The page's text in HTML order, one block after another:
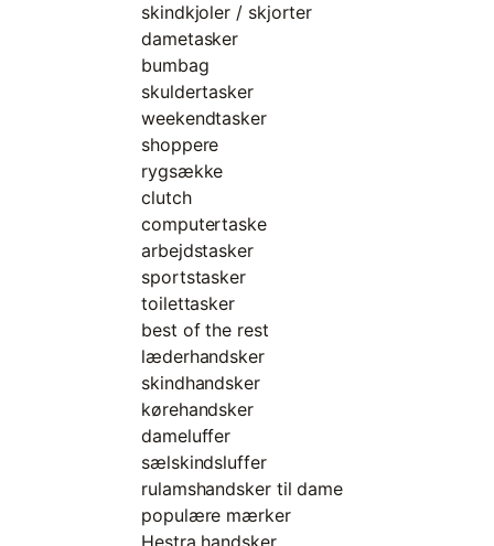
skindkjoler / skjorter
dametasker
bumbag
skuldertasker
weekendtasker
shoppere
rygsække
clutch
computertaske
arbejdstasker
sportstasker
toilettasker
best of the rest
læderhandsker
skindhandsker
kørehandsker
dameluffer
sælskindsluffer
rulamshandsker til dame
populære mærker